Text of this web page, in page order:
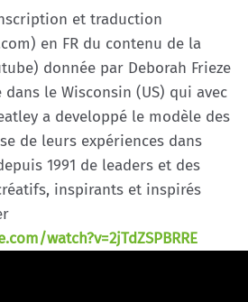
et traduction
en FR du contenu de la
donnée par Deborah Frieze
le Wisconsin (US) qui avec
a developpé le modèle des
de leurs expériences dans
1991 de leaders et des
inspirants et inspirés
watch?v=2jTdZSPBRRE